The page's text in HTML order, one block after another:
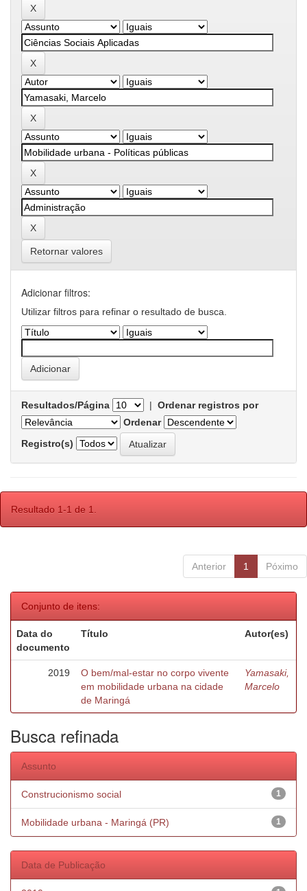
Retornar valores
Adicionar filtros:
Utilizar filtros para refinar o resultado de busca.
Resultados/Página | Ordenar registros por
Ordenar
Registro(s)
Resultado 1-1 de 1.
Anterior 1 Póximo
Conjunto de itens:
Data do
documento
Título Autor(es)
2019
O bem/mal-estar no corpo vivente
em mobilidade urbana na cidade
de Maringá
Yamasaki,
Marcelo
Busca refinada
Assunto
1
Construcionismo social
1
Mobilidade urbana - Maringá (PR)
Data de Publicação